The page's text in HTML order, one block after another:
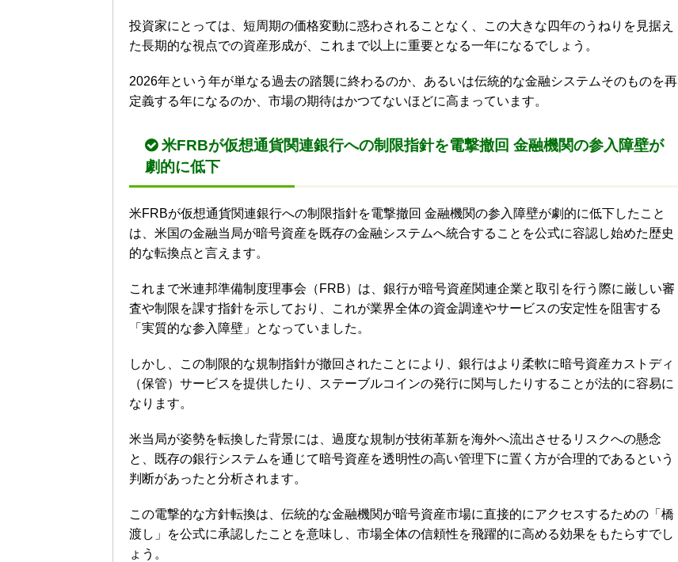
投資家にとっては、短周期の価格変動に惑わされることなく、この大きな四年のうねりを見据え
た長期的な視点での資産形成が、これまで以上に重要となる一年になるでしょう。
2026年という年が単なる過去の踏襲に終わるのか、あるいは伝統的な金融システムそのものを再
定義する年になるのか、市場の期待はかつてないほどに高まっています。
米FRBが仮想通貨関連銀行への制限指針を電撃撤回 金融機関の参入障壁が
劇的に低下
米FRBが仮想通貨関連銀行への制限指針を電撃撤回 金融機関の参入障壁が劇的に低下したこと
は、米国の金融当局が暗号資産を既存の金融システムへ統合することを公式に容認し始めた歴史
的な転換点と言えます。
これまで米連邦準備制度理事会（FRB）は、銀行が暗号資産関連企業と取引を行う際に厳しい審
査や制限を課す指針を示しており、これが業界全体の資金調達やサービスの安定性を阻害する
「実質的な参入障壁」となっていました。
しかし、この制限的な規制指針が撤回されたことにより、銀行はより柔軟に暗号資産カストディ
（保管）サービスを提供したり、ステーブルコインの発行に関与したりすることが法的に容易に
なります。
米当局が姿勢を転換した背景には、過度な規制が技術革新を海外へ流出させるリスクへの懸念
と、既存の銀行システムを通じて暗号資産を透明性の高い管理下に置く方が合理的であるという
判断があったと分析されます。
この電撃的な方針転換は、伝統的な金融機関が暗号資産市場に直接的にアクセスするための「橋
渡し」を公式に承認したことを意味し、市場全体の信頼性を飛躍的に高める効果をもたらすでし
ょう。